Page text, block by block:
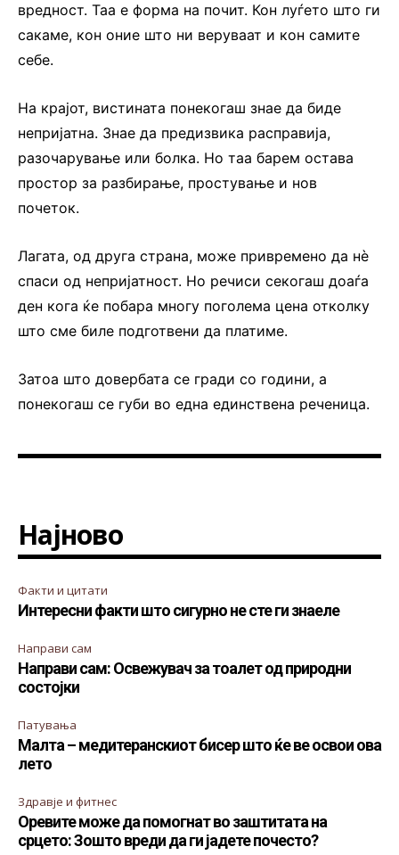
вредност. Таа е форма на почит. Кон луѓето што ги
сакаме, кон оние што ни веруваат и кон самите
себе.
На крајот, вистината понекогаш знае да биде
непријатна. Знае да предизвика расправија,
разочарување или болка. Но таа барем остава
простор за разбирање, простување и нов
почеток.
Лагата, од друга страна, може привремено да нè
спаси од непријатност. Но речиси секогаш доаѓа
ден кога ќе побара многу поголема цена отколку
што сме биле подготвени да платиме.
Затоа што довербата се гради со години, а
понекогаш се губи во една единствена реченица.
Најново
Факти и цитати
Интересни факти што сигурно не сте ги знаеле
Направи сам
Направи сам: Освежувач за тоалет од природни
состојки
Патувања
Малта – медитеранскиот бисер што ќе ве освои ова
лето
Здравје и фитнес
Оревите може да помогнат во заштитата на
срцето: Зошто вреди да ги јадете почесто?